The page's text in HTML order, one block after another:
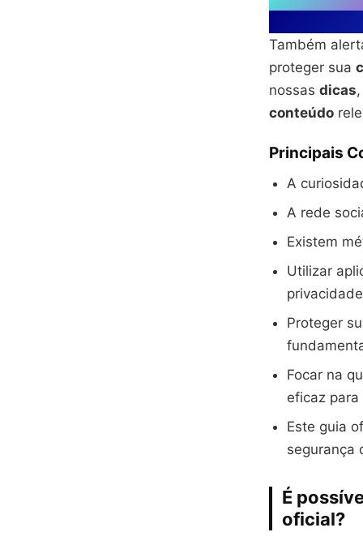
Também
proteger sua
nossas dicas
conteúdo
Principais
A
A rede
Existem
Utilizar
Proteger
Focar na
eficaz
Este guia
segurança
É
oficial?